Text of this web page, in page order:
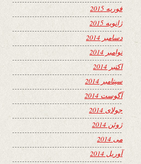
فوریه 2015
ژانویه 2015
دسامبر 2014
نوامبر 2014
اکتبر 2014
سپتامبر 2014
آگوست 2014
جولای 2014
ژوئن 2014
می 2014
آوریل 2014